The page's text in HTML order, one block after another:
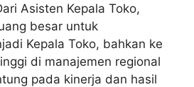
Asisten Kepala Toko,
besar untuk
Kepala Toko, bahkan ke
di manajemen regional
pada kinerja dan hasil